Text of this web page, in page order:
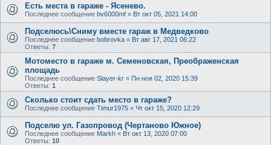
Есть места в гараже - Ясенево.
Последнее сообщение bv6000mf « Вт окт 05, 2021 14:00
Подселюсь\Сниму вместе гараж в Медведково
Последнее сообщение bobrovka « Вт авг 17, 2021 06:22
Ответы: 7
Мотоместо в гараже м. Семеновская, Преображенская
площадь
Последнее сообщение Slayer-kr « Пн ноя 02, 2020 15:39
Ответы: 1
Сколько стоит сдать место в гараже?
Последнее сообщение Timur1975 « Чт окт 15, 2020 12:29
Подселю ул. Газопровод (Чертаново Южное)
Последнее сообщение Markh « Вт окт 13, 2020 07:00
Ответы: 10